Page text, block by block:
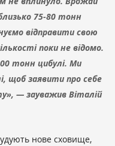
75-80 тонн
відправити свою
поки не відомо.
тонн цибулі. Ми
щоб заявити про себе
— зауважив Віталій
нове сховище,